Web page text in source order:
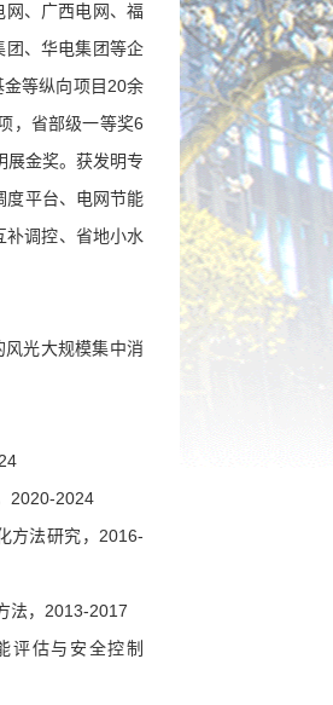
网、广西电网、福
团、华电集团等企
金等纵向项目20余
，省部级一等奖6
展金奖。获发明专
度平台、电网节能
补调控、省地小水
光大规模集中消
2020-2024
方法研究，2016-
法，2013-2017
评估与安全控制